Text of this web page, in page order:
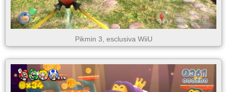
Pikmin 3, esclusiva WiiU